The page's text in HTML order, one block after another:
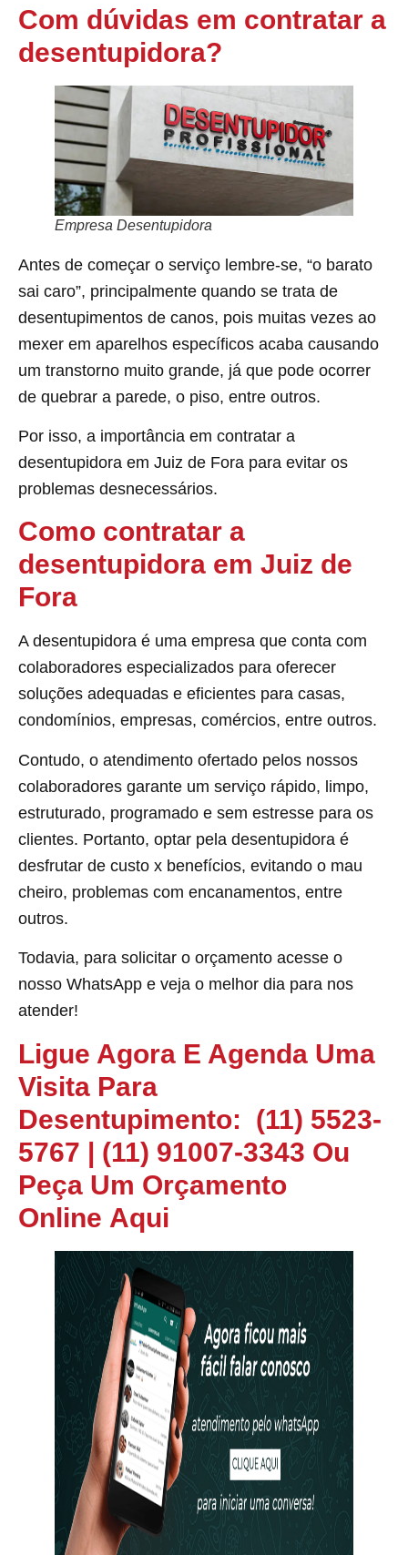
Com dúvidas em contratar a
desentupidora?
Empresa Desentupidora
Antes de começar o serviço lembre-se, “o barato
sai caro”, principalmente quando se trata de
desentupimentos de canos, pois muitas vezes ao
mexer em aparelhos específicos acaba causando
um transtorno muito grande, já que pode ocorrer
de quebrar a parede, o piso, entre outros.
Por isso, a importância em contratar a
desentupidora em Juiz de Fora para evitar os
problemas desnecessários.
Como contratar a
desentupidora em Juiz de
Fora
A desentupidora é uma empresa que conta com
colaboradores especializados para oferecer
soluções adequadas e eficientes para casas,
condomínios, empresas, comércios, entre outros.
Contudo, o atendimento ofertado pelos nossos
colaboradores garante um serviço rápido, limpo,
estruturado, programado e sem estresse para os
clientes. Portanto, optar pela desentupidora é
desfrutar de custo x benefícios, evitando o mau
cheiro, problemas com encanamentos, entre
outros.
Todavia, para solicitar o orçamento acesse o
nosso WhatsApp e veja o melhor dia para nos
atender!
Ligue Agora E Agenda Uma
Visita Para
Desentupimento: (11) 5523-
5767 | (11) 91007-3343 Ou
Peça Um Orçamento
Online Aqui